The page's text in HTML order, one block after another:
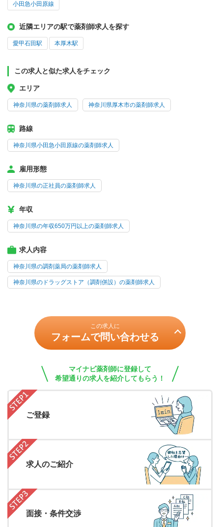
小田急小田原線
近隣エリアの駅で薬剤師求人を探す
愛甲石田駅 本厚木駅
この求人と似た求人をチェック
エリア
神奈川県の薬剤師求人 神奈川県厚木市の薬剤師求人
路線
神奈川県小田急小田原線の薬剤師求人
雇用形態
神奈川県の正社員の薬剤師求人
年収
神奈川県の年収650万円以上の薬剤師求人
求人内容
神奈川県の調剤薬局の薬剤師求人
神奈川県のドラッグストア（調剤併設）の薬剤師求人
この求人に
フォームで問い合わせる
マイナビ薬剤師に登録して
希望通りの求人を紹介してもらう！
ご登録
求人のご紹介
面接・条件交渉